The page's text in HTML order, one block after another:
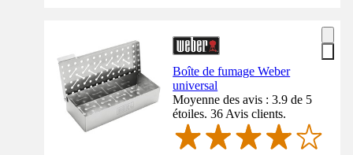
Boîte de fumage Weber
universal
Moyenne des avis : 3.9 de 5
étoiles. 36 Avis clients.